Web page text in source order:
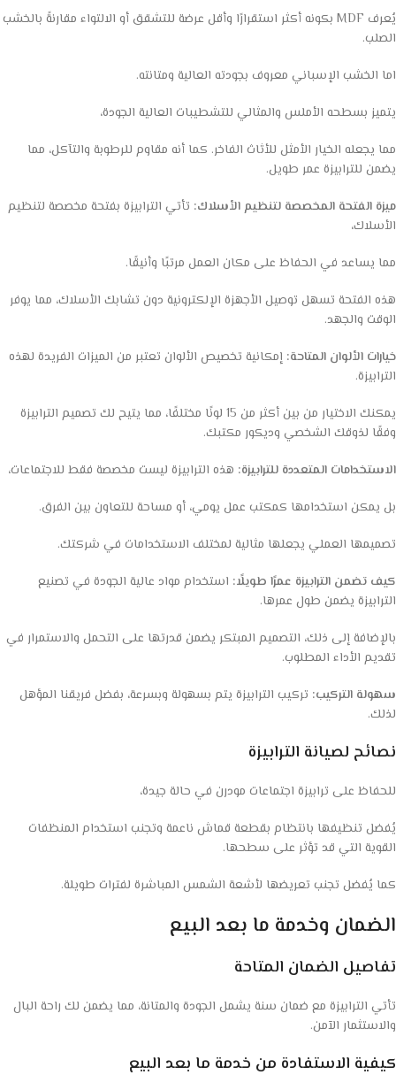
يُعرف MDF بكونه أكثر استقرارًا وأقل عرضة للتشقق أو الالتواء مقارنةً بالخشب
الصلب.
اما الخشب الإسباني معروف بجودته العالية ومتانته.
يتميز بسطحه الأملس والمثالي للتشطيبات العالية الجودة،
مما يجعله الخيار الأمثل للأثاث الفاخر. كما أنه مقاوم للرطوبة والتآكل، مما
يضمن للترابيزة عمر طويل.
ميزة الفتحة المخصصة لتنظيم الأسلاك: تأتي الترابيزة بفتحة مخصصة لتنظيم
الأسلاك،
مما يساعد في الحفاظ على مكان العمل مرتبًا وأنيقًا.
هذه الفتحة تسهل توصيل الأجهزة الإلكترونية دون تشابك الأسلاك، مما يوفر
الوقت والجهد.
خيارات الألوان المتاحة: إمكانية تخصيص الألوان تعتبر من الميزات الفريدة لهذه
الترابيزة.
يمكنك الاختيار من بين أكثر من 15 لونًا مختلفًا، مما يتيح لك تصميم الترابيزة
وفقًا لذوقك الشخصي وديكور مكتبك.
الاستخدامات المتعددة للترابيزة: هذه الترابيزة ليست مخصصة فقط للاجتماعات،
بل يمكن استخدامها كمكتب عمل يومي، أو مساحة للتعاون بين الفرق.
تصميمها العملي يجعلها مثالية لمختلف الاستخدامات في شركتك.
كيف تضمن الترابيزة عمرًا طويلًا: استخدام مواد عالية الجودة في تصنيع
الترابيزة يضمن طول عمرها.
بالإضافة إلى ذلك، التصميم المبتكر يضمن قدرتها على التحمل والاستمرار في
تقديم الأداء المطلوب.
سهولة التركيب: تركيب الترابيزة يتم بسهولة وبسرعة، بفضل فريقنا المؤهل
لذلك.
نصائح لصيانة الترابيزة
للحفاظ على ترابيزة اجتماعات مودرن في حالة جيدة،
يُفضل تنظيفها بانتظام بقطعة قماش ناعمة وتجنب استخدام المنظفات
القوية التي قد تؤثر على سطحها.
كما يُفضل تجنب تعريضها لأشعة الشمس المباشرة لفترات طويلة.
الضمان وخدمة ما بعد البيع
تفاصيل الضمان المتاحة
تأتي الترابيزة مع ضمان سنة يشمل الجودة والمتانة، مما يضمن لك راحة البال
والاستثمار الآمن.
كيفية الاستفادة من خدمة ما بعد البيع